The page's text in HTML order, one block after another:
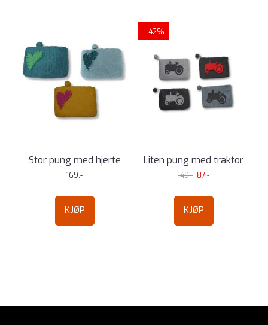
Stor pung med hjerte
169,-
KJØP
-42%
Liten pung med traktor
149,- 87,-
KJØP